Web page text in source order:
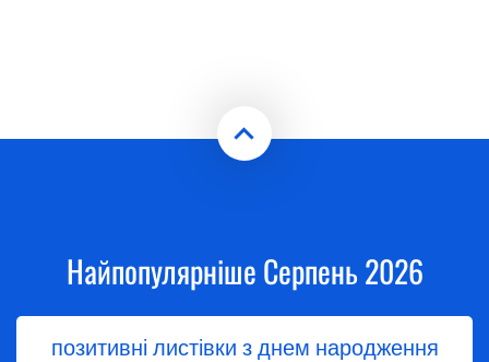
Найпопулярніше Серпень 2026
позитивні листівки з днем народження